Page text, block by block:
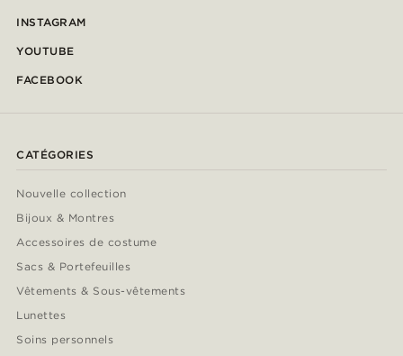
INSTAGRAM
YOUTUBE
FACEBOOK
CATÉGORIES
Nouvelle collection
Bijoux & Montres
Accessoires de costume
Sacs & Portefeuilles
Vêtements & Sous-vêtements
Lunettes
Soins personnels